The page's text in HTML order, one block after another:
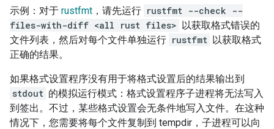
示例：对于 rustfmt ，请先运行 rustfmt --check --
files-with-diff <all rust files> 以获取格式错误的
文件列表，然后对每个文件单独运行 rustfmt 以获取格式
正确的结果。
如果格式设置程序没有用于将格式设置后的结果输出到
stdout 的模拟运行模式：格式设置程序子进程将无法写入
到签出。不过，某些格式设置会无条件地写入文件。在这种
情况下，您需要将每个文件复制到 tempdir，子进程可以向